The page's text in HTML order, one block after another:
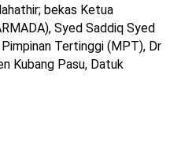
bekas Ketua
Syed Saddiq Syed
Tertinggi (MPT), Dr
Kubang Pasu, Datuk